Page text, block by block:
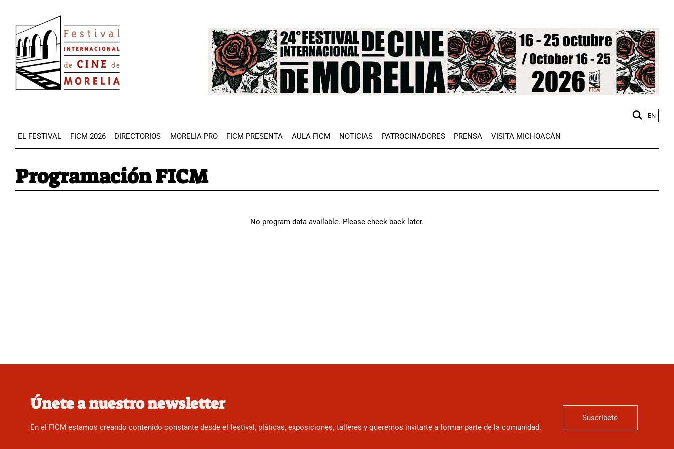
contenido
principal
Image
EN
EL FESTIVAL FICM 2026 DIRECTORIOS MORELIA PRO FICM PRESENTA AULA FICM NOTICIAS PATROCINADORES PRENSA VISITA MICHOACÁN
Programación FICM
No program data available. Please check back later.
Únete a nuestro newsletter
En el FICM estamos creando contenido constante desde el festival, pláticas, exposiciones, talleres y queremos invitarte a formar parte de la comunidad.
Suscríbete